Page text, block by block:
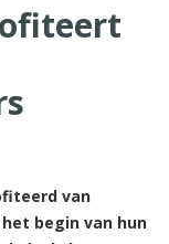
van
begin van hun